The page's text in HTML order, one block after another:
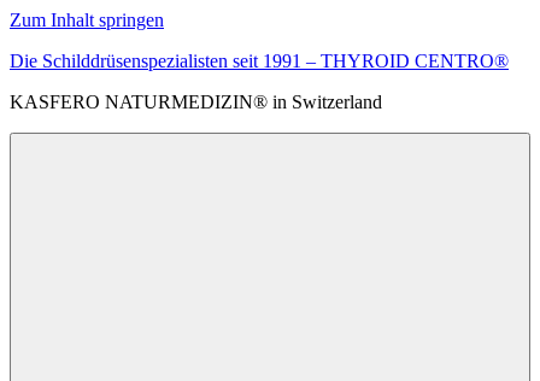
Zum Inhalt springen
Die Schilddrüsenspezialisten seit 1991 – THYROID CENTRO®
KASFERO NATURMEDIZIN® in Switzerland